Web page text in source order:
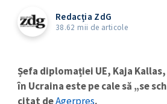
Redacția ZdG
38.62 mii de articole
Șefa diplomației UE, Kaja
în Ucraina este pe cale să „se
citat deAgerpres.